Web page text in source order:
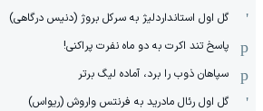
گل اول استانداردلیژ به سرکل بروژ (دنیس درگاهی)
پاسخ تند اکرت به دو ماه نفرت پراکنی!
سپاهان ذوب را برد، آماده لیگ برتر
گل اول رئال مادرید به فرنتس واروش (ریواس)